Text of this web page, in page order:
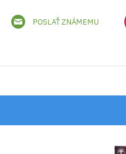
POSLAŤ ZNÁMEMU